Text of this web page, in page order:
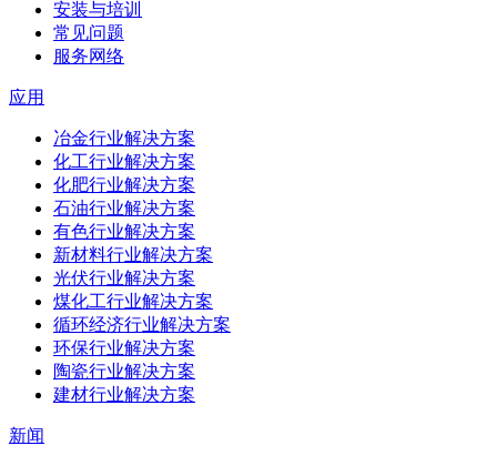
安装与培训
常见问题
服务网络
应用
冶金行业解决方案
化工行业解决方案
化肥行业解决方案
石油行业解决方案
有色行业解决方案
新材料行业解决方案
光伏行业解决方案
煤化工行业解决方案
循环经济行业解决方案
环保行业解决方案
陶瓷行业解决方案
建材行业解决方案
新闻